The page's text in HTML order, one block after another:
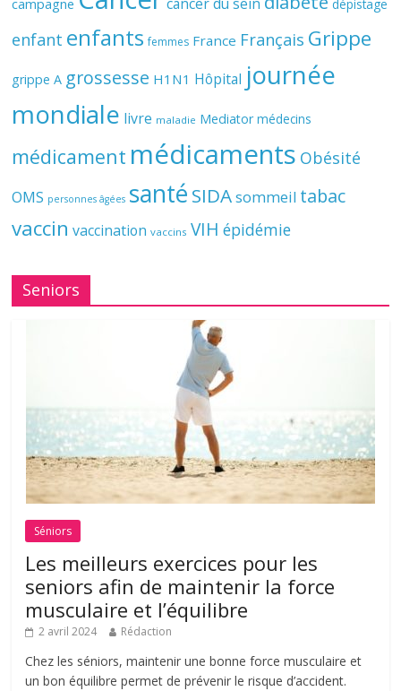
campagne dépistage
enfant enfants femmes France Français Grippe
grippe A grossesse H1N1 Hôpital journée
mondiale livre maladie Mediator médecins
médicament médicaments Obésité
OMS personnes âgées santé SIDAsommeil tabac
vaccin vaccination vaccins VIH épidémie
Seniors
Séniors
Les meilleurs exercices pour les
seniors afin de maintenir la force
musculaire et l’équilibre
2 avril 2024 Rédaction
Chez les séniors, maintenir une bonne force musculaire et
un bon équilibre permet de prévenir le risque d’accident.